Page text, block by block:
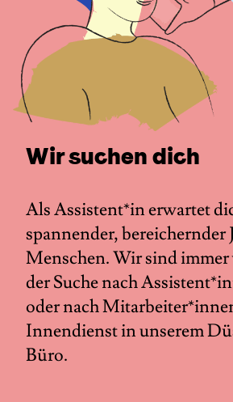
Wir suchen dich
Als Assistent*in erwartet
spannender, bereichernder
Menschen. Wir sind
der Suche nach
oder nach
Innendienst in unserem
Büro.